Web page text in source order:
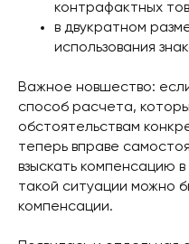
контрафактных
в двукратном
использования
Важное новшество:
способ расчета,
обстоятельствам
теперь вправе
взыскать компенсацию
такой ситуации можно
компенсации.